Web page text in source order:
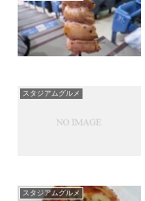
スタジアムグルメ
スタジアムグルメ